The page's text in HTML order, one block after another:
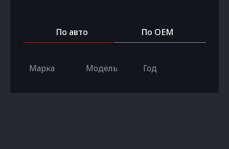
По авто По OEM
Марка Модель Год